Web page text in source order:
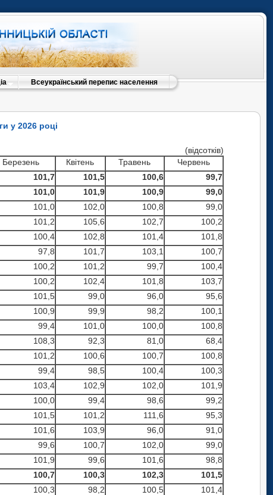
Всеукраїнський перепис населення
у 2026 році
(відсотків)
Березень Квітень Травень
Червень
101,7 101,5 100,6
99,7
101,0 101,9 100,9
99,0
101,0 102,0 100,8
99,0
101,2 105,6 102,7
100,2
100,4 102,8 101,4
101,8
97,8 101,7 103,1
100,7
100,2 101,2 99,7
100,4
100,2 102,4 101,8
103,7
101,5 99,0 96,0
95,6
100,9 99,9 98,2
100,1
99,4 101,0 100,0
100,8
108,3 92,3 81,0
68,4
101,2 100,6 100,7
100,8
99,4 98,5 100,4
100,3
103,4 102,9 102,0
101,9
100,0 99,4 98,6
99,2
101,5 101,2 111,6
95,3
101,6 103,9 96,0
91,0
99,6 100,7 102,0
99,0
101,9 99,6 101,6
98,8
100,7 100,3 102,3
101,5
100,3 98,2 100,5
101,4